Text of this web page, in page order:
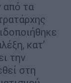
από τα
κατ’
την
στη